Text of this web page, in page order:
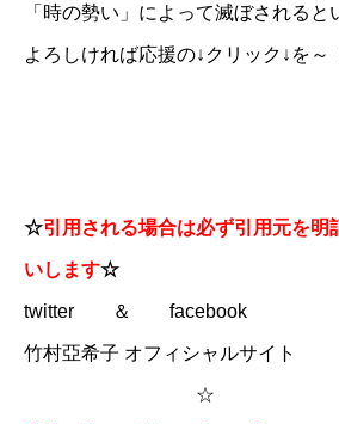
「時の勢い」によって滅ぼされると
よろしければ応援の↓クリック↓を～
☆引用される場合は必ず引用元を明
いします☆
twitter ＆ facebook
竹村亞希子 オフィシャルサイト
☆